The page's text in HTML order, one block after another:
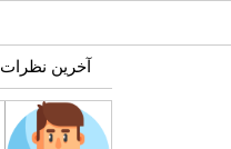
آخرین نظرات